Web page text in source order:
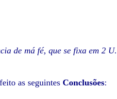
de má fé, que se fixa em 2
as seguintes Conclusões: